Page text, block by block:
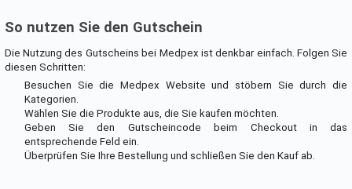
So nutzen Sie den Gutschein
Die Nutzung des Gutscheins bei Medpex ist denkbar einfach. Folgen Sie
diesen Schritten:
Besuchen Sie die Medpex Website und stöbern Sie durch die
Kategorien.
Wählen Sie die Produkte aus, die Sie kaufen möchten.
Geben Sie den Gutscheincode beim Checkout in das
entsprechende Feld ein.
Überprüfen Sie Ihre Bestellung und schließen Sie den Kauf ab.